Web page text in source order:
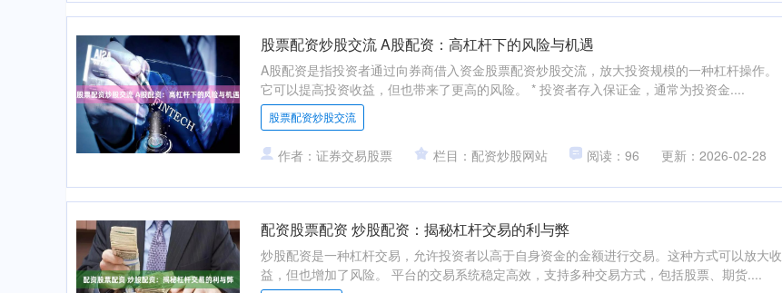
股票配资炒股交流 A股配资：高杠杆下的风险与机遇
A股配资是指投资者通过向券商借入资金股票配资炒股交流，放大投资规模的一种杠杆操作。
它可以提高投资收益，但也带来了更高的风险。 * 投资者存入保证金，通常为投资金....
股票配资炒股交流
作者：证券交易股票 栏目：配资炒股网站 阅读：96 更新：2026-02-28
配资股票配资 炒股配资：揭秘杠杆交易的利与弊
炒股配资是一种杠杆交易，允许投资者以高于自身资金的金额进行交易。这种方式可以放大收
益，但也增加了风险。 平台的交易系统稳定高效，支持多种交易方式，包括股票、期货....